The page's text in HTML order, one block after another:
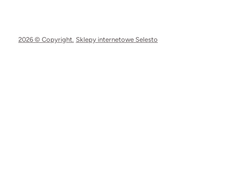
2026 © Copyright. Sklepy internetowe Selesto